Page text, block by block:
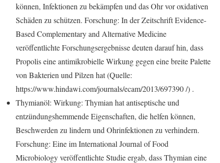
können, Infektionen zu bekämpfen und das Ohr vor oxidativen
Schäden zu schützen. Forschung: In der Zeitschrift Evidence-
Based Complementary and Alternative Medicine
veröffentlichte Forschungsergebnisse deuten darauf hin, dass
Propolis eine antimikrobielle Wirkung gegen eine breite Palette
von Bakterien und Pilzen hat (Quelle:
https://www.hindawi.com/journals/ecam/2013/697390 /) .
Thymianöl: Wirkung: Thymian hat antiseptische und
entzündungshemmende Eigenschaften, die helfen können,
Beschwerden zu lindern und Ohrinfektionen zu verhindern.
Forschung: Eine im International Journal of Food
Microbiology veröffentlichte Studie ergab, dass Thymian eine